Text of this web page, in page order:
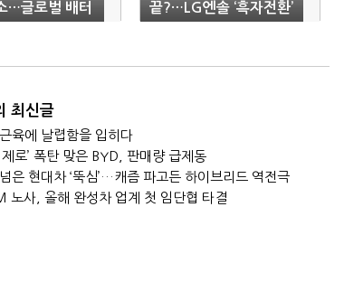
…글로벌 배터
벽’ 구축
끝?…LG엔솔 ‘흑자전환’
최신글
육에 날렵함을 입히다
제로’ 폭탄 맞은 BYD, 판매량 급제동
은 현대차 ‘뚝심’…캐즘 파고든 하이브리드 역전극
노사, 올해 완성차 업계 첫 임단협 타결